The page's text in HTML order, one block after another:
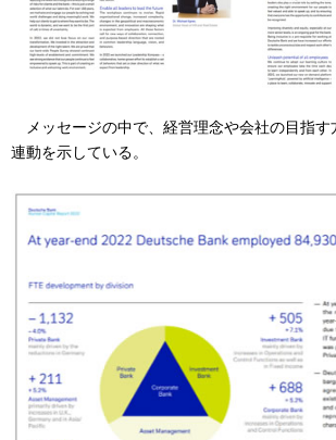
メッセージの中で、経営理念や会社の目指す
連動を示している。